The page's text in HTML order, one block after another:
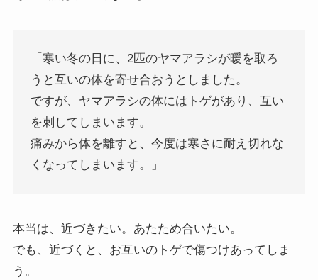
「寒い冬の日に、2匹のヤマアラシが暖を取ろ
うと互いの体を寄せ合おうとしました。
ですが、ヤマアラシの体にはトゲがあり、互い
を刺してしまいます。
痛みから体を離すと、今度は寒さに耐え切れな
くなってしまいます。」
本当は、近づきたい。あたため合いたい。
でも、近づくと、お互いのトゲで傷つけあってしま
う。